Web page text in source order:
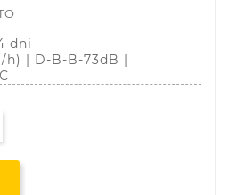
dni
h) | D-B-B-73dB |